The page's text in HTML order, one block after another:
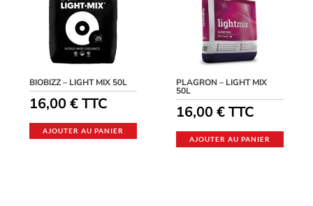
BIOBIZZ – LIGHT MIX 50L
16,00€ TTC
AJOUTER AU PANIER
PLAGRON – LIGHT MIX
50L
16,00€TTC
AJOUTER AU PANIER